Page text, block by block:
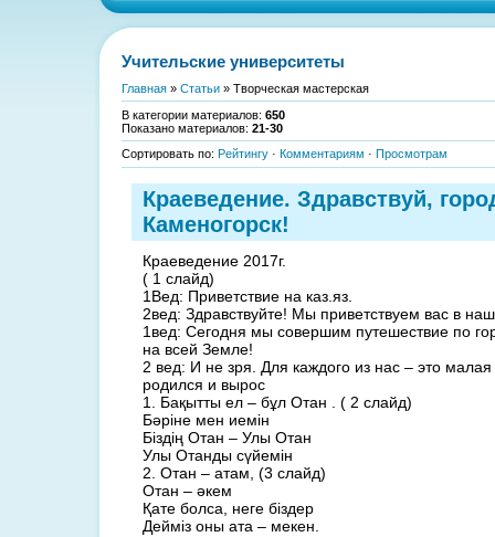
Учительские университеты
Главная » Статьи » Творческая мастерская
В категории материалов: 650
Показано материалов: 21-30
Сортировать по: Рейтингу · Комментариям · Просмотрам
Краеведение. Здравствуй,
Каменогорск!
Краеведение 2017г.
( 1 слайд)
1Вед: Приветствие на каз.яз.
2вед: Здравствуйте! Мы приветствуем вас в
1вед: Сегодня мы совершим путешествие по
на всей Земле!
2 вед: И не зря. Для каждого из нас – это
родился и вырос
1. Бақытты ел – бұл Отан . ( 2 слайд)
Бәріне мен иемін
Біздің Отан – Улы Отан
Улы Отанды сүйемін
2. Отан – атам, (3 слайд)
Отан – әкем
Қате болса, неге біздер
Дейміз оны ата – мекен.